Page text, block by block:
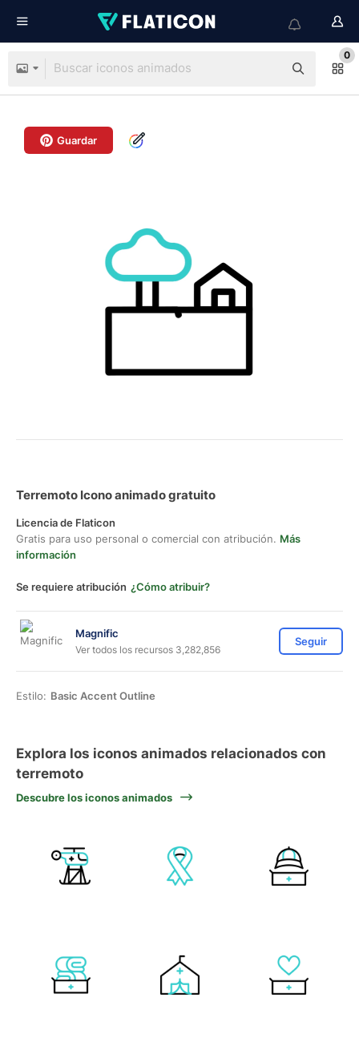
0
Guardar
Terremoto Icono animado gratuito
Licencia de Flaticon
Gratis para uso personal o comercial con atribución. Más
información
Se requiere atribución ¿Cómo atribuir?
Magnific
Ver todos los recursos 3,282,856
Seguir
Estilo: Basic Accent Outline
Explora los iconos animados relacionados con
terremoto
Descubre los iconos animados